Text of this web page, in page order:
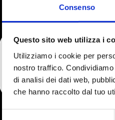
Consenso
Questo sito web utilizza i
Utilizziamo i cookie per
nostro traffico.
di analisi dei dati web,
che hanno raccolto dal tuo